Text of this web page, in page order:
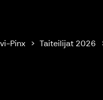
Pinx Taiteilijat 2026